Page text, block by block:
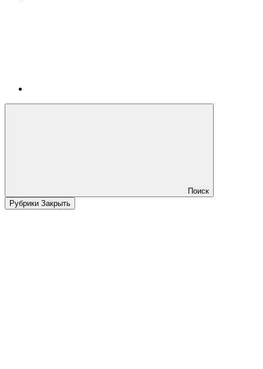
Поиск
Рубрики Закрыть